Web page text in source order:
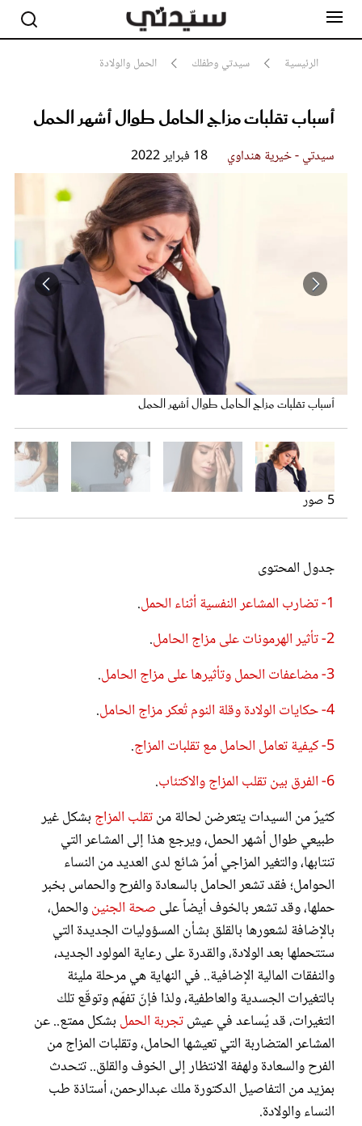
الرئيسية سيدتي وطفلك الحمل والولادة
أسباب تقلبات مزاج الحامل طوال أشهر الحمل
سيدتي - خيرية هنداوي 18 فبراير 2022
أسباب تقلبات مزاج الحامل طوال أشهر الحمل
تقلب مزاج الحامل.. أمر شائع
مشاعر متضاربة أثناء الحمل
حامل تشكو التعب والإنهاك
كثرة الهرمونات سبب لتقلب مزاج الحامل
5 صور
جدول المحتوى
1- تضارب المشاعر النفسية أثناء الحمل
.
2- تأثير الهرمونات على مزاج الحامل
.
3- مضاعفات الحمل وتأثيرها على مزاج الحامل
.
4- حكايات الولادة وقلة النوم تُعكر مزاج الحامل
.
5- كيفية تعامل الحامل مع تقلبات المزاج
.
6- الفرق بين تقلب المزاج والاكتئاب
.
كثيرٌ من السيدات يتعرضن لحالة منتقلب المزاج بشكل غير
طبيعي طوال أشهر الحمل، ويرجع هذا إلى المشاعر التي
تنتابها، والتغير المزاجي أمرٌ شائع لدى العديد من النساء
الحوامل؛ فقد تشعر الحامل بالسعادة والفرح والحماس بخبر
حملها، وقد تشعر بالخوف أيضاً على صحة الجنينوالحمل،
بالإضافة لشعورها بالقلق بشأن المسؤوليات الجديدة التي
ستتحملها بعد الولادة، والقدرة على رعاية المولود الجديد،
والنفقات المالية الإضافية.. في النهاية هي مرحلة مليئة
بالتغيرات الجسدية والعاطفية، ولذا فإنّ تفهّم وتوقّع تلك
التغيرات، قد يُساعد في عيشتجربة الحمل بشكل ممتع.. عن
المشاعر المتضاربة التي تعيشها الحامل، وتقلبات المزاج من
الفرح والسعادة ولهفة الانتظار إلى الخوف والقلق.. تتحدث
بمزيد من التفاصيل الدكتورة ملك عبدالرحمن، أستاذة طب
النساء والولادة.
مشاهير
جمال
صحة ورشاقة
فيديو
مطبخ سيدتي
مجلة سيدتي
غلاف رفمي